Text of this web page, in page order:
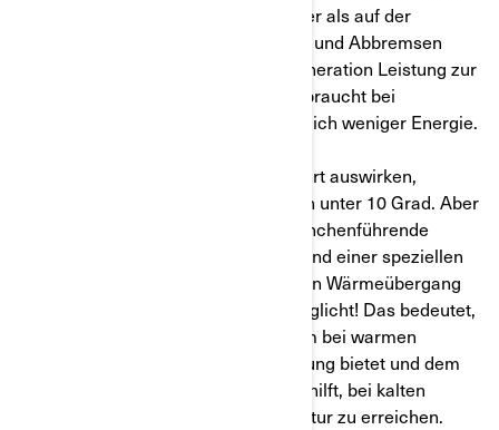
Elektrofahrzeugen in der Stadt besser als auf der
Autobahn, da wiederholtes Anhalten und Abbremsen
dank der passiven und aktiven Regeneration Leistung zur
Batterie zurückgibt. Die Batterie verbraucht bei
niedrigeren Geschwindigkeiten deutlich weniger Energie.
Das Wetter kann sich auf Ihre Fahrt auswirken,
insbesondere niedrige Temperaturen unter 10 Grad. Aber
die gute Nachricht ist, dass BRP branchenführende
Technologie mit einem Kühlsystem und einer speziellen
Kühlmittelformel verwendet, die einen Wärmeübergang
bei kalten Außentemperaturen ermöglicht! Das bedeutet,
dass das flüssigkeitsgekühlte System bei warmen
Temperaturen eine effizientere Kühlung bietet und dem
elektrischen System des Motorrads hilft, bei kalten
Temperaturen die optimale Temperatur zu erreichen.